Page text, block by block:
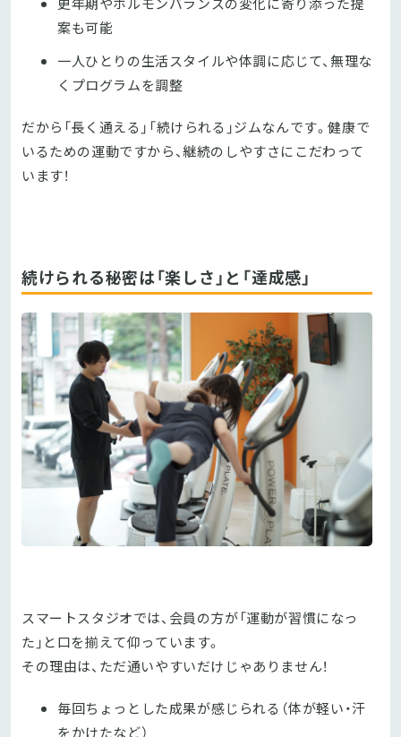
案も可能
一人ひとりの生活スタイルや体調に応じて、無理な
くプログラムを調整
だから「長く通える」「続けられる」ジムなんです。健康で
いるための運動ですから、継続のしやすさにこだわって
います！
続けられる秘密は「楽しさ」と「達成感」
スマートスタジオでは、会員の方が「運動が習慣になっ
た」と口を揃えて仰っています。
その理由は、ただ通いやすいだけじゃありません！
毎回ちょっとした成果が感じられる（体が軽い・汗
をかけたなど）